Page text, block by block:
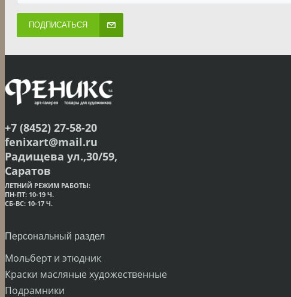
ПОДПИСАТЬСЯ
+7 (8452) 27-58-20
fenixart@mail.ru
Радищева ул.,30/59,
Саратов
ЛЕТНИЙ РЕЖИМ РАБОТЫ:
ПН-ПТ: 10-19 Ч.
СБ-ВС: 10-17 Ч.
Персональный раздел
Мольберт и этюдник
Краски масляные художественные
Подрамники